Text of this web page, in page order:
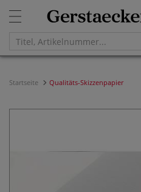
Startseite Qualitäts-Skizzenpapier